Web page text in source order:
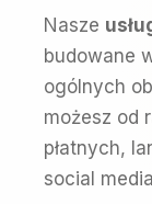
Nasze
budowane
ogólnych
możesz od
płatnych,
social